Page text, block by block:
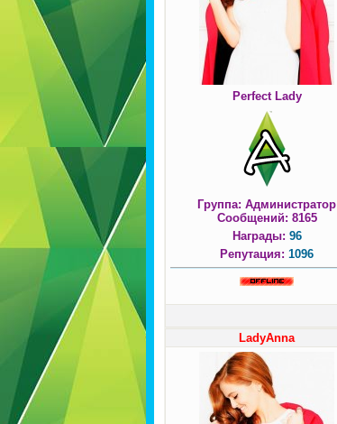
Perfect Lady
Группа: Администратор
Сообщений: 8165
Награды: 96
Репутация: 1096
LadyAnna